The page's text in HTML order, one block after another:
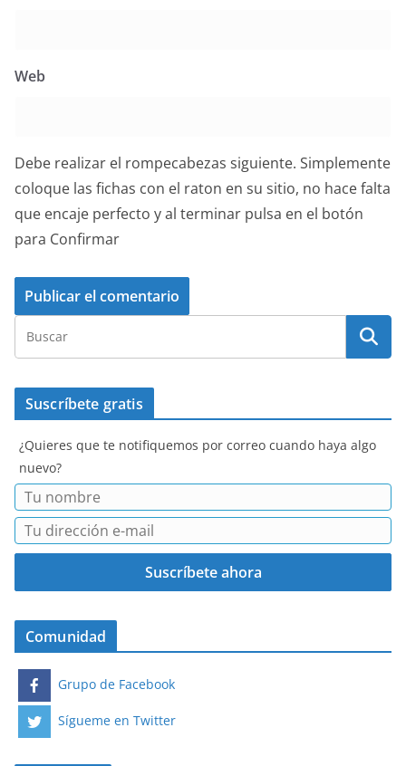
Web
Debe realizar el rompecabezas siguiente. Simplemente
coloque las fichas con el raton en su sitio, no hace falta
que encaje perfecto y al terminar pulsa en el botón
para Confirmar
Suscríbete gratis
¿Quieres que te notifiquemos por correo cuando haya algo
nuevo?
Comunidad
Grupo de Facebook
Sígueme en Twitter